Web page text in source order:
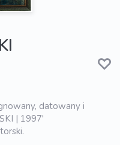
datowany i
| 1997'